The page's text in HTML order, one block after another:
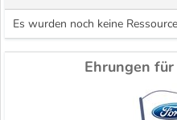
Es wurden noch keine
Ehrungen